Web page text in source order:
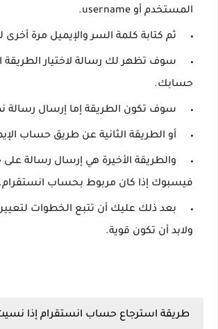
المستخدم أو username.
ثم كتابة كلمة السر والإيميل مرة أخرى
سوف تظهر لك رسالة لاختيار الطريقة
حسابك.
سوف تكون الطريقة إما إرسال رسالة
أو الطريقة الثانية عن طريق حساب
والطريقة الأخيرة هي إرسال رسالة
فيسبوك إذا كان مربوط بحساب انستقرام.
بعد ذلك عليك أن تتبع الخطوات
ولابد أن تكون قوية.
طريقة استرجاع حساب انستقرام إذا